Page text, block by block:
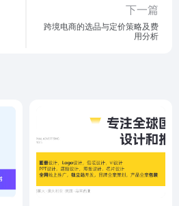
下一篇
跨境电商的选品与定价策略及费
用分析